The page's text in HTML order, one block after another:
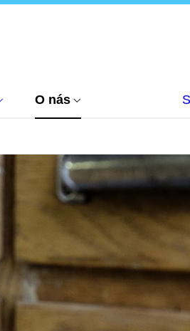
O nás